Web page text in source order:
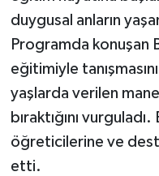
duygusal anların
Programda konuşan
eğitimiyle
yaşlarda verilen
bıraktığını
öğreticilerine ve
etti.